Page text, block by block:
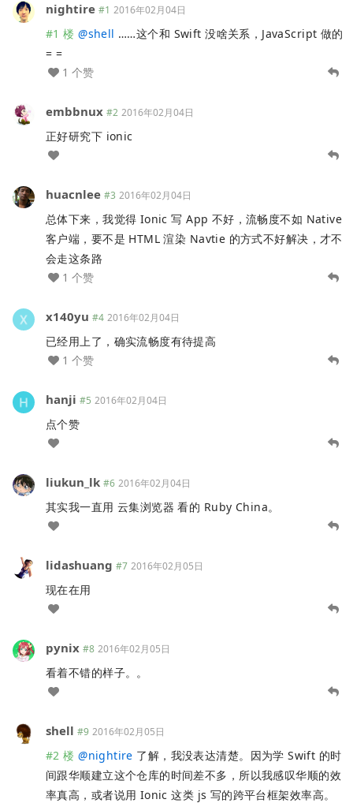
nightire #1 2016年02月04日
#1 楼 @shell ……这个和 Swift 没啥关系，JavaScript 做的
= =
1 个赞
embbnux #2 2016年02月04日
正好研究下 ionic
huacnlee #3 2016年02月04日
总体下来，我觉得 Ionic 写 App 不好，流畅度不如 Native
客户端，要不是 HTML 渲染 Navtie 的方式不好解决，才不
会走这条路
1 个赞
x140yu #4 2016年02月04日
已经用上了，确实流畅度有待提高
1 个赞
hanji #5 2016年02月04日
点个赞
liukun_lk #6 2016年02月04日
其实我一直用 云集浏览器 看的 Ruby China。
lidashuang #7 2016年02月05日
现在在用
pynix #8 2016年02月05日
看着不错的样子。。
shell #9 2016年02月05日
#2 楼 @nightire 了解，我没表达清楚。因为学 Swift 的时
间跟华顺建立这个仓库的时间差不多，所以我感叹华顺的效
率真高，或者说用 Ionic 这类 js 写的跨平台框架效率高。